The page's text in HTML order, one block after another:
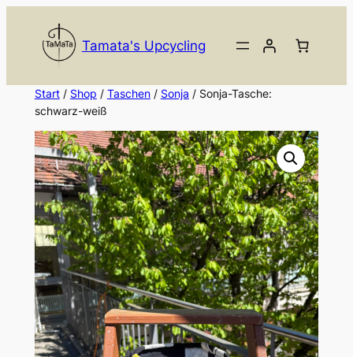
springen
Tamata's Upcycling
Start/ Shop / Taschen/ Sonja / Sonja-Tasche:
schwarz-weiß